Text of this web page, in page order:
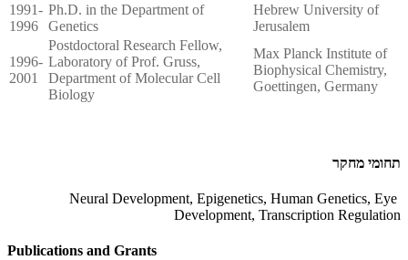
1991-
1996
Ph.D. in the Department of
Genetics
Hebrew University of
Jerusalem
1996-
2001
Postdoctoral Research Fellow,
Laboratory of Prof. Gruss,
Department of Molecular Cell
Biology
Max Planck Institute of
Biophysical Chemistry,
Goettingen, Germany
תחומי מחקר
Neural Development, Epigenetics, Human Genetics, Eye
Development, Transcription Regulation
Publications and Grants